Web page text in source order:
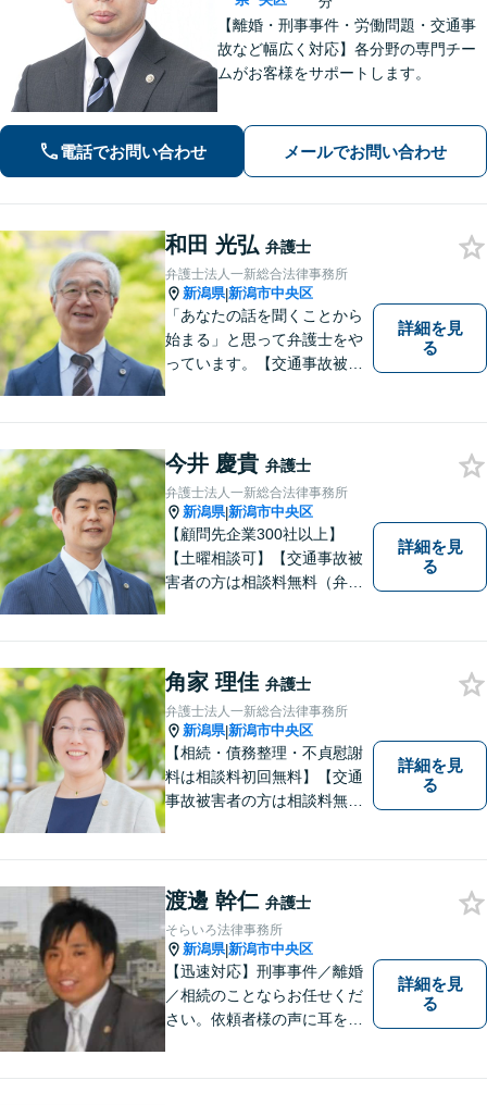
【離婚・刑事事件・労働問題・交通事
故など幅広く対応】各分野の専門チー
ムがお客様をサポートします。
電話でお問い合わせ メールでお問い合わせ
和田 光弘 弁護士
弁護士法人一新総合法律事務所
新潟県|新潟市中央区
「あなたの話を聞くことから
始まる」と思って弁護士をや
っています。【交通事故被害
災・不貞慰謝料は相談料初回
無料】【顧問先企業300社以
上】
詳細を見
る
今井 慶貴 弁護士
弁護士法人一新総合法律事務所
新潟県|新潟市中央区
【顧問先企業300社以上】
【土曜相談可】【交通事故被
害者の方は相談料無料（弁護
無料】
詳細を見
る
角家 理佳 弁護士
弁護士法人一新総合法律事務所
新潟県|新潟市中央区
【相続・債務整理・不貞慰謝
料は相談料初回無料】【交通
事故被害者の方は相談料無料
るため日々研鑽を積んでいま
詳細を見
る
渡邊 幹仁 弁護士
そらいろ法律事務所
新潟県|新潟市中央区
【迅速対応】刑事事件／離婚
／相続のことならお任せくだ
さい。依頼者様の声に耳を傾
詳細を見
る